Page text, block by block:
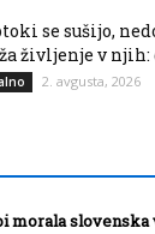
se sušijo,
življenje v njih:
2. avgusta, 2026
morala slovenska